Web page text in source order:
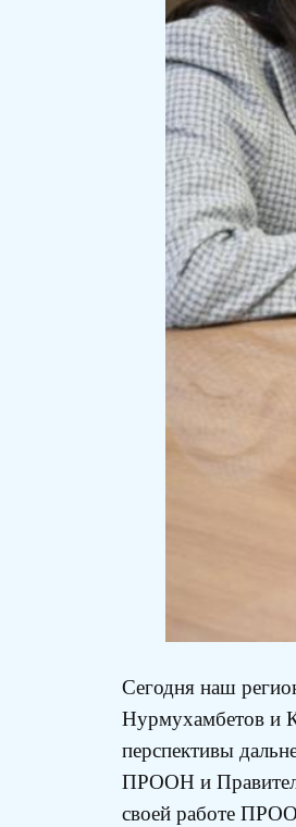
Сегодня наш
Нурмухамбетов и
перспективы
ПРООН и
своей работе